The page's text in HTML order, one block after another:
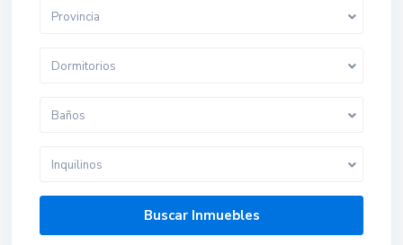
Provincia
Dormitorios
Baños
Inquilinos